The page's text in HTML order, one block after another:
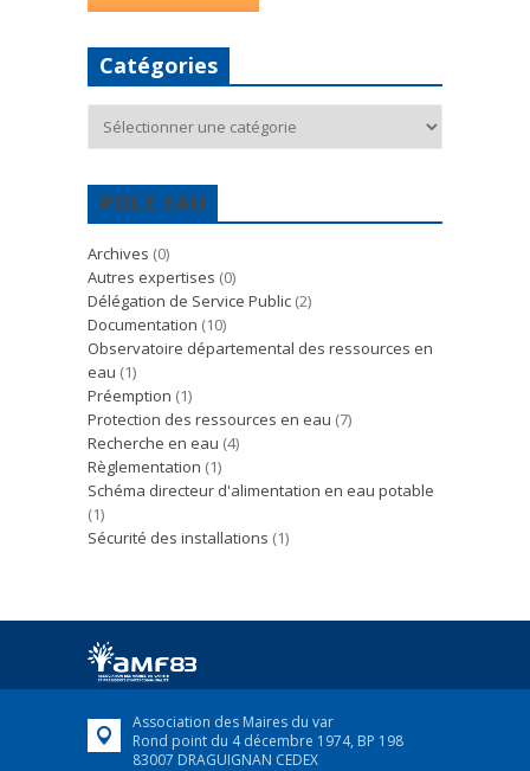
Catégories
POLE EAU
Archives (0)
Autres expertises (0)
Délégation de Service Public (2)
Documentation (10)
Observatoire départemental des ressources en
eau (1)
Préemption (1)
Protection des ressources en eau (7)
Recherche en eau (4)
Règlementation (1)
Schéma directeur d'alimentation en eau potable
(1)
Sécurité des installations (1)
Association des Maires du var
Rond point du 4 décembre 1974, BP 198
83007 DRAGUIGNAN CEDEX